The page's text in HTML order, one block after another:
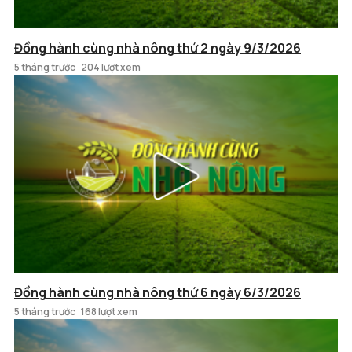
Đồng hành cùng nhà nông thứ 2 ngày 9/3/2026
5 tháng trước 204 lượt xem
Đồng hành cùng nhà nông thứ 6 ngày 6/3/2026
5 tháng trước 168 lượt xem